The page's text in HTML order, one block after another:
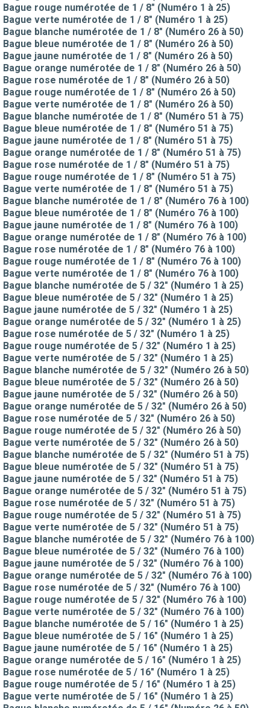
Bague rouge numérotée de 1 / 8" (Numéro 1 à 25)
Bague verte numérotée de 1 / 8" (Numéro 1 à 25)
Bague blanche numérotée de 1 / 8" (Numéro 26 à 50)
Bague bleue numérotée de 1 / 8" (Numéro 26 à 50)
Bague jaune numérotée de 1 / 8" (Numéro 26 à 50)
Bague orange numérotée de 1 / 8" (Numéro 26 à 50)
Bague rose numérotée de 1 / 8" (Numéro 26 à 50)
Bague rouge numérotée de 1 / 8" (Numéro 26 à 50)
Bague verte numérotée de 1 / 8" (Numéro 26 à 50)
Bague blanche numérotée de 1 / 8" (Numéro 51 à 75)
Bague bleue numérotée de 1 / 8" (Numéro 51 à 75)
Bague jaune numérotée de 1 / 8" (Numéro 51 à 75)
Bague orange numérotée de 1 / 8" (Numéro 51 à 75)
Bague rose numérotée de 1 / 8" (Numéro 51 à 75)
Bague rouge numérotée de 1 / 8" (Numéro 51 à 75)
Bague verte numérotée de 1 / 8" (Numéro 51 à 75)
Bague blanche numérotée de 1 / 8" (Numéro 76 à 100)
Bague bleue numérotée de 1 / 8" (Numéro 76 à 100)
Bague jaune numérotée de 1 / 8" (Numéro 76 à 100)
Bague orange numérotée de 1 / 8" (Numéro 76 à 100)
Bague rose numérotée de 1 / 8" (Numéro 76 à 100)
Bague rouge numérotée de 1 / 8" (Numéro 76 à 100)
Bague verte numérotée de 1 / 8" (Numéro 76 à 100)
Bague blanche numérotée de 5 / 32" (Numéro 1 à 25)
Bague bleue numérotée de 5 / 32" (Numéro 1 à 25)
Bague jaune numérotée de 5 / 32" (Numéro 1 à 25)
Bague orange numérotée de 5 / 32" (Numéro 1 à 25)
Bague rose numérotée de 5 / 32" (Numéro 1 à 25)
Bague rouge numérotée de 5 / 32" (Numéro 1 à 25)
Bague verte numérotée de 5 / 32" (Numéro 1 à 25)
Bague blanche numérotée de 5 / 32" (Numéro 26 à 50)
Bague bleue numérotée de 5 / 32" (Numéro 26 à 50)
Bague jaune numérotée de 5 / 32" (Numéro 26 à 50)
Bague orange numérotée de 5 / 32" (Numéro 26 à 50)
Bague rose numérotée de 5 / 32" (Numéro 26 à 50)
Bague rouge numérotée de 5 / 32" (Numéro 26 à 50)
Bague verte numérotée de 5 / 32" (Numéro 26 à 50)
Bague blanche numérotée de 5 / 32" (Numéro 51 à 75)
Bague bleue numérotée de 5 / 32" (Numéro 51 à 75)
Bague jaune numérotée de 5 / 32" (Numéro 51 à 75)
Bague orange numérotée de 5 / 32" (Numéro 51 à 75)
Bague rose numérotée de 5 / 32" (Numéro 51 à 75)
Bague rouge numérotée de 5 / 32" (Numéro 51 à 75)
Bague verte numérotée de 5 / 32" (Numéro 51 à 75)
Bague blanche numérotée de 5 / 32" (Numéro 76 à 100)
Bague bleue numérotée de 5 / 32" (Numéro 76 à 100)
Bague jaune numérotée de 5 / 32" (Numéro 76 à 100)
Bague orange numérotée de 5 / 32" (Numéro 76 à 100)
Bague rose numérotée de 5 / 32" (Numéro 76 à 100)
Bague rouge numérotée de 5 / 32" (Numéro 76 à 100)
Bague verte numérotée de 5 / 32" (Numéro 76 à 100)
Bague blanche numérotée de 5 / 16" (Numéro 1 à 25)
Bague bleue numérotée de 5 / 16" (Numéro 1 à 25)
Bague jaune numérotée de 5 / 16" (Numéro 1 à 25)
Bague orange numérotée de 5 / 16" (Numéro 1 à 25)
Bague rose numérotée de 5 / 16" (Numéro 1 à 25)
Bague rouge numérotée de 5 / 16" (Numéro 1 à 25)
Bague verte numérotée de 5 / 16" (Numéro 1 à 25)